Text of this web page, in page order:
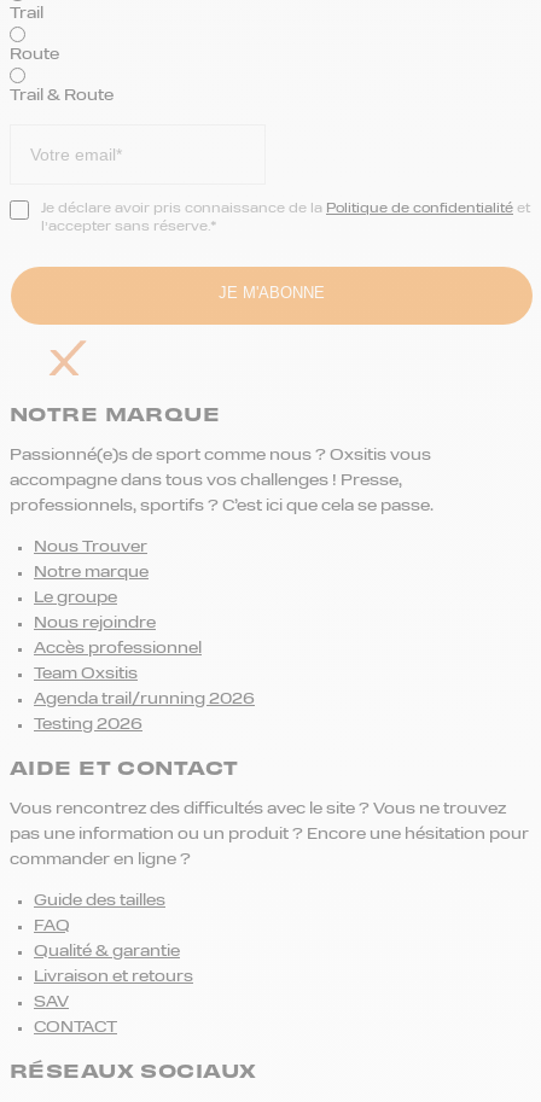
Trail
Route
Trail & Route
Je déclare avoir pris connaissance de la Politique de confidentialité et
l’accepter sans réserve.*
NOTRE MARQUE
Passionné(e)s de sport comme nous ? Oxsitis vous
accompagne dans tous vos challenges ! Presse,
professionnels, sportifs ? C’est ici que cela se passe.
Nous Trouver
Notre marque
Le groupe
Nous rejoindre
Accès professionnel
Team Oxsitis
Agenda trail/running 2026
Testing 2026
AIDE ET CONTACT
Vous rencontrez des difficultés avec le site ? Vous ne trouvez
pas une information ou un produit ? Encore une hésitation pour
commander en ligne ?
Guide des tailles
FAQ
Qualité & garantie
Livraison et retours
SAV
CONTACT
RÉSEAUX SOCIAUX